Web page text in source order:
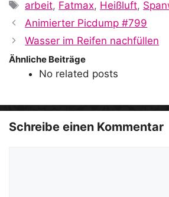
V
d
Schlagwörter
arbeit, Fatmax, Heißluft,
Animierter Picdump #799
Wasser im Reifen nachfüllen
Ähnliche Beiträge
No related posts
Schreibe einen Kommentar